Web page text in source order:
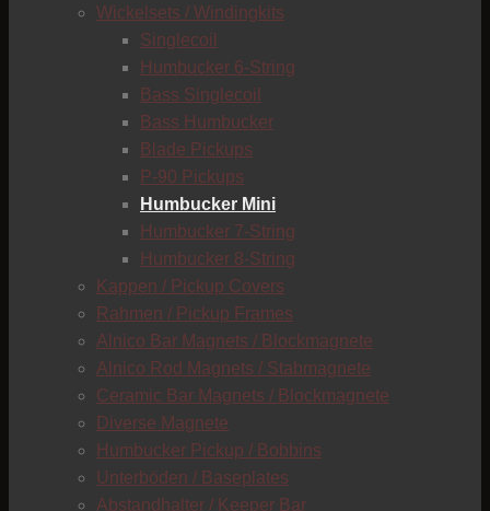
Wickelsets / Windingkits
Singlecoil
Humbucker 6-String
Bass Singlecoil
Bass Humbucker
Blade Pickups
P-90 Pickups
Humbucker Mini
Humbucker 7-String
Humbucker 8-String
Kappen / Pickup Covers
Rahmen / Pickup Frames
Alnico Bar Magnets / Blockmagnete
Alnico Rod Magnets / Stabmagnete
Ceramic Bar Magnets / Blockmagnete
Diverse Magnete
Humbucker Pickup / Bobbins
Unterböden / Baseplates
Abstandhalter / Keeper Bar